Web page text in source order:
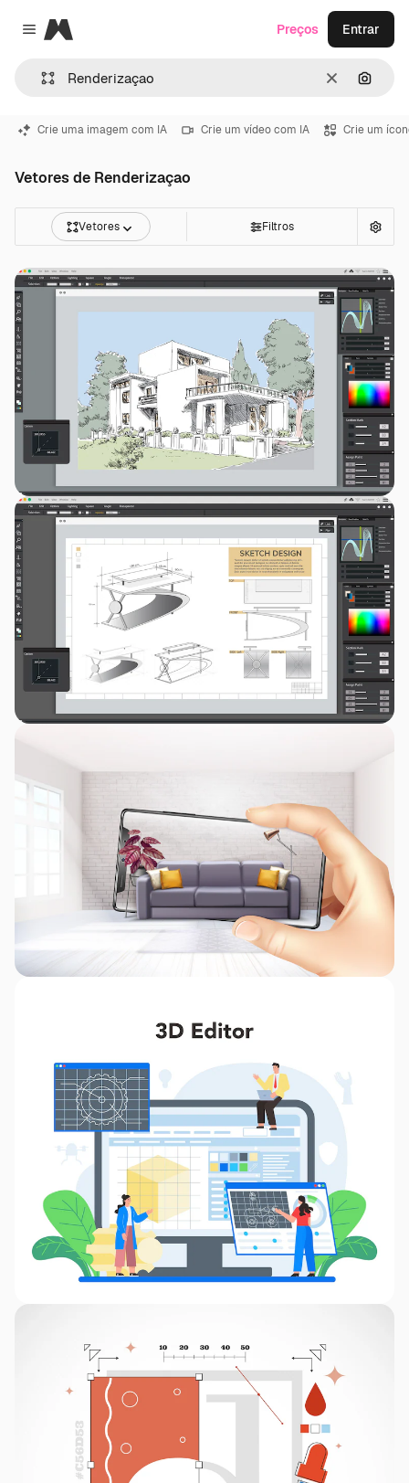
Close menu
Magnific
Limpar
Preços Entrar
Crie uma imagem com IA Crie um vídeo com IA Crie um
Vetores de Renderizaçao
Vetores Filtros